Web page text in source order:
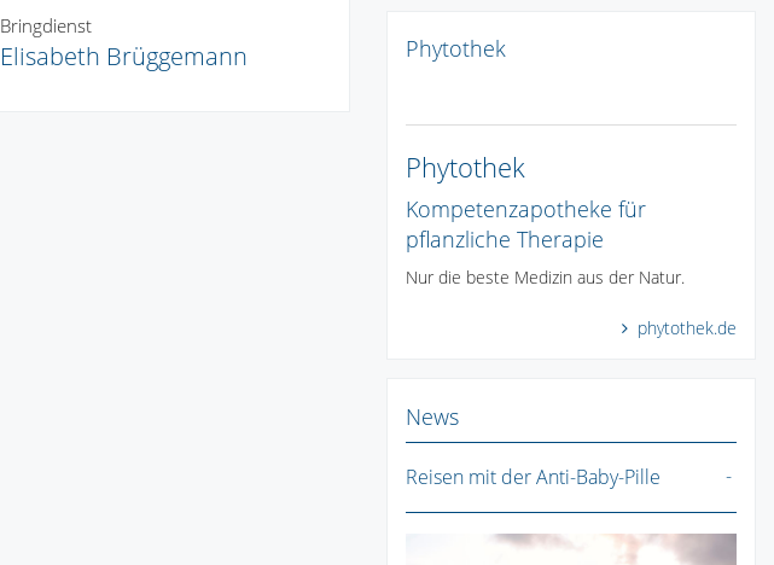
Bringdienst
Elisabeth Brüggemann Phytothek
Phytothek
Kompetenzapotheke für
pflanzliche Therapie
Nur die beste Medizin aus der Natur.
phytothek.de
News
Reisen mit der Anti-Baby-Pille